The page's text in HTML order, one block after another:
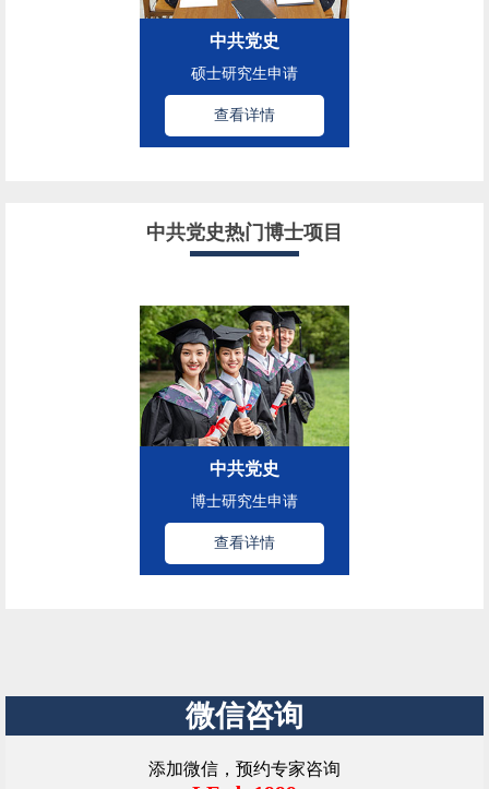
中共党史
硕士研究生申请
查看详情
中共党史热门博士项目
中共党史
博士研究生申请
查看详情
微信咨询
添加微信，预约专家咨询